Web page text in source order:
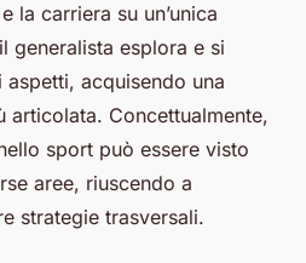
la carriera su un’unica
generalista esplora e si
acquisendo una
articolata. Concettualmente,
sport può essere visto
aree, riuscendo a
strategie trasversali.